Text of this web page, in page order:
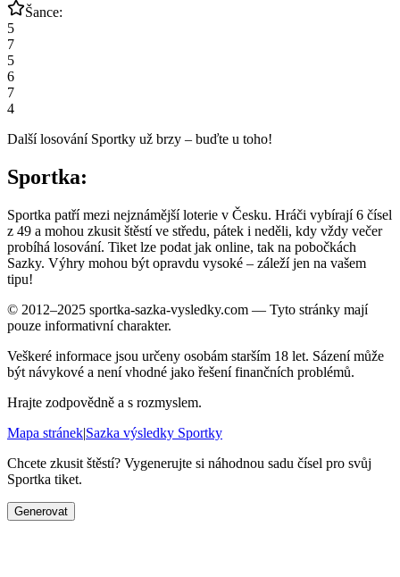
Šance:
5
7
5
6
7
4
Další losování Sportky už brzy – buďte u toho!
Sportka:
Sportka patří mezi nejznámější loterie v Česku. Hráči vybírají 6 čísel
z 49 a mohou zkusit štěstí ve středu, pátek i neděli, kdy vždy večer
probíhá losování. Tiket lze podat jak online, tak na pobočkách
Sazky. Výhry mohou být opravdu vysoké – záleží jen na vašem
tipu!
© 2012–2025 sportka-sazka-vysledky.com — Tyto stránky mají
pouze informativní charakter.
Veškeré informace jsou určeny osobám starším 18 let. Sázení může
být návykové a není vhodné jako řešení finančních problémů.
Hrajte zodpovědně a s rozmyslem.
Mapa stránek|Sazka výsledky Sportky
Chcete zkusit štěstí? Vygenerujte si náhodnou sadu čísel pro svůj
Sportka tiket.
Generovat